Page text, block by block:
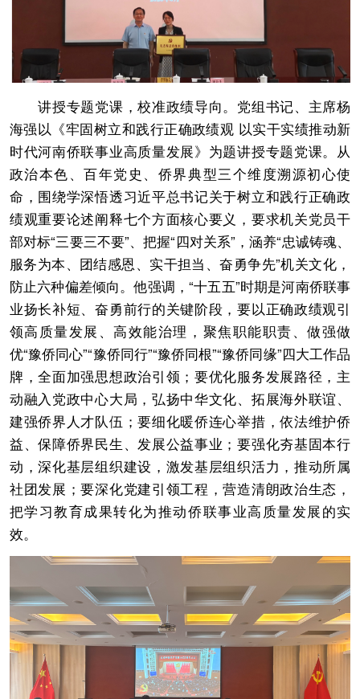
讲授专题党课，校准政绩导向。党组书记、主席杨
海强以《牢固树立和践行正确政绩观 以实干实绩推动新
时代河南侨联事业高质量发展》为题讲授专题党课。从
政治本色、百年党史、侨界典型三个维度溯源初心使
命，围绕学深悟透习近平总书记关于树立和践行正确政
绩观重要论述阐释七个方面核心要义，要求机关党员干
部对标“三要三不要”、把握“四对关系”，涵养“忠诚铸魂、
服务为本、团结感恩、实干担当、奋勇争先”机关文化，
防止六种偏差倾向。他强调，“十五五”时期是河南侨联事
业扬长补短、奋勇前行的关键阶段，要以正确政绩观引
领高质量发展、高效能治理，聚焦职能职责、做强做
优“豫侨同心”“豫侨同行”“豫侨同根”“豫侨同缘”四大工作品
牌，全面加强思想政治引领；要优化服务发展路径，主
动融入党政中心大局，弘扬中华文化、拓展海外联谊、
建强侨界人才队伍；要细化暖侨连心举措，依法维护侨
益、保障侨界民生、发展公益事业；要强化夯基固本行
动，深化基层组织建设，激发基层组织活力，推动所属
社团发展；要深化党建引领工程，营造清朗政治生态，
把学习教育成果转化为推动侨联事业高质量发展的实
效。